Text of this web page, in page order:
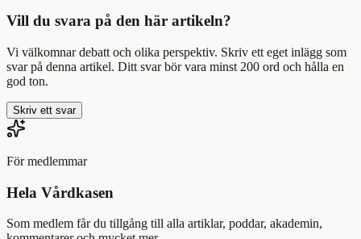
Vill du svara på den här artikeln?
Vi välkomnar debatt och olika perspektiv. Skriv ett eget inlägg som
svar på denna artikel. Ditt svar bör vara minst 200 ord och hålla en
god ton.
Skriv ett svar
För medlemmar
Hela Vårdkasen
Som medlem får du tillgång till alla artiklar, poddar, akademin,